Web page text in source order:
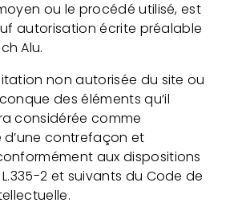
ou le procédé utilisé, est
autorisation écrite préalable
Alu.
non autorisée du site ou
des éléments qu’il
considérée comme
contrefaçon et
aux dispositions
2 et suivants du Code de